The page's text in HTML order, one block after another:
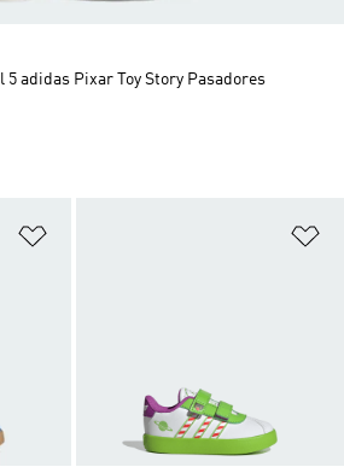
adidas Pixar Toy Story Pasadores